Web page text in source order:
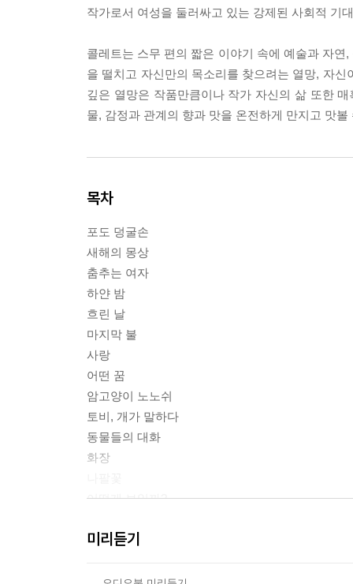
작가로서 여성을 둘러싸고 있는 강제된 사회적 기
콜레트는 스무 편의 짧은 이야기 속에 예술과 자
을 떨치고 자신만의 목소리를 찾으려는 열망, 자
깊은 열망은 작품만큼이나 작가 자신의 삶 또한
물, 감정과 관계의 향과 맛을 온전하게 만지고 맛
목차
포도 덩굴손
새해의 몽상
춤추는 여자
하얀 밤
흐린 날
마지막 불
사랑
어떤 꿈
암고양이 노노쉬
토비, 개가 말하다
동물들의 대화
화장
어떻게 보일까?
거울
솜므 만에서
미리듣기